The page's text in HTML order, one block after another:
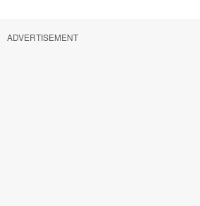
ADVERTISEMENT